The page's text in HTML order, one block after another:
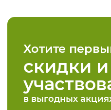
Хотите
скидки и
в выгодных